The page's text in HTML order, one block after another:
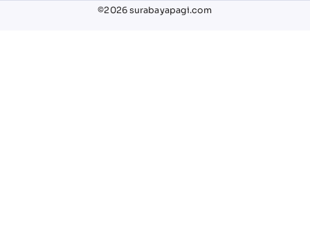
©2026 surabayapagi.com